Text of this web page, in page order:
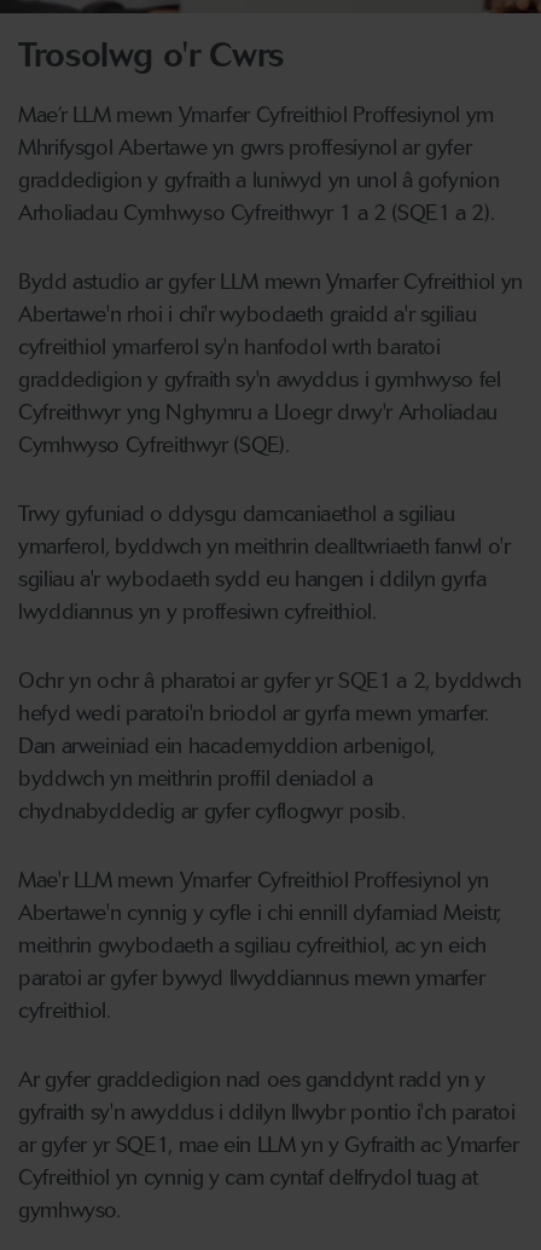
Trosolwg o'r Cwrs
Mae’r LLM mewn Ymarfer Cyfreithiol Proffesiynol ym
Mhrifysgol Abertawe yn gwrs proffesiynol ar gyfer
graddedigion y gyfraith a luniwyd yn unol â gofynion
Arholiadau Cymhwyso Cyfreithwyr 1 a 2 (SQE1 a 2).
Bydd astudio ar gyfer LLM mewn Ymarfer Cyfreithiol yn
Abertawe'n rhoi i chi'r wybodaeth graidd a'r sgiliau
cyfreithiol ymarferol sy'n hanfodol wrth baratoi
graddedigion y gyfraith sy'n awyddus i gymhwyso fel
Cyfreithwyr yng Nghymru a Lloegr drwy'r Arholiadau
Cymhwyso Cyfreithwyr (SQE).
Trwy gyfuniad o ddysgu damcaniaethol a sgiliau
ymarferol, byddwch yn meithrin dealltwriaeth fanwl o'r
sgiliau a'r wybodaeth sydd eu hangen i ddilyn gyrfa
lwyddiannus yn y proffesiwn cyfreithiol.
Ochr yn ochr â pharatoi ar gyfer yr SQE1 a 2, byddwch
hefyd wedi paratoi'n briodol ar gyrfa mewn ymarfer.
Dan arweiniad ein hacademyddion arbenigol,
byddwch yn meithrin proffil deniadol a
chydnabyddedig ar gyfer cyflogwyr posib.
Mae'r LLM mewn Ymarfer Cyfreithiol Proffesiynol yn
Abertawe'n cynnig y cyfle i chi ennill dyfarniad Meistr,
meithrin gwybodaeth a sgiliau cyfreithiol, ac yn eich
paratoi ar gyfer bywyd llwyddiannus mewn ymarfer
cyfreithiol.
Ar gyfer graddedigion nad oes ganddynt radd yn y
gyfraith sy'n awyddus i ddilyn llwybr pontio i'ch paratoi
ar gyfer yr SQE1, mae ein LLM yn y Gyfraith ac Ymarfer
Cyfreithiol yn cynnig y cam cyntaf delfrydol tuag at
gymhwyso.